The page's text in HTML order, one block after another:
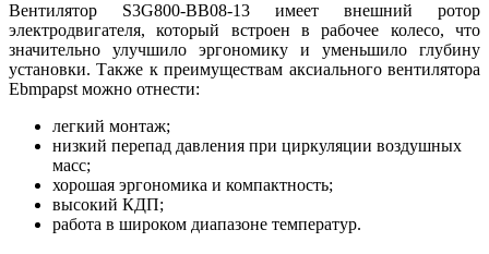
Вентилятор S3G800-BB08-13 имеет внешний ротор
электродвигателя, который встроен в рабочее колесо, что
значительно улучшило эргономику и уменьшило глубину
установки. Также к преимуществам аксиального вентилятора
Ebmpapst можно отнести:
легкий монтаж;
низкий перепад давления при циркуляции воздушных
масс;
хорошая эргономика и компактность;
высокий КДП;
работа в широком диапазоне температур.